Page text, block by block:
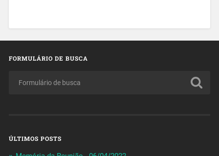
FORMULÁRIO DE BUSCA
ÚLTIMOS POSTS